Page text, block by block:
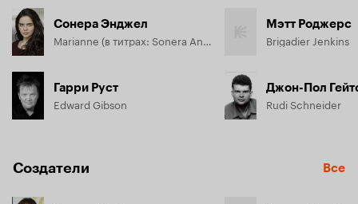
Сонера Энджел
Гарри Руст
Edward Gibson
Мэтт Роджерс
Brigadier Jenkins
Джон-Пол
Rudi Schneider
Создатели Все